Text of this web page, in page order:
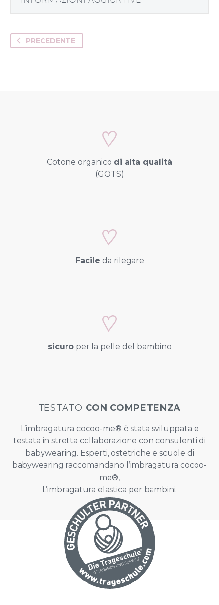
PRECEDENTE
Cotone organico di alta qualità
(GOTS)
Facile da rilegare
sicuroper la pelle del bambino
TESTATO CON COMPETENZA
L’imbragatura cocoo-me® è stata sviluppata e
testata in stretta collaborazione con consulenti di
babywearing. Esperti, ostetriche e scuole di
babywearing raccomandano l’imbragatura cocoo-
me®,
L’imbragatura elastica per bambini.